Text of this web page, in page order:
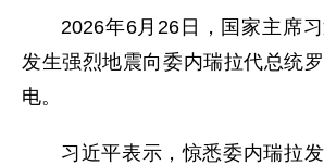
2026年6月26日，国家主席
发生强烈地震向委内瑞拉代总统
电。
习近平表示，惊悉委内瑞拉